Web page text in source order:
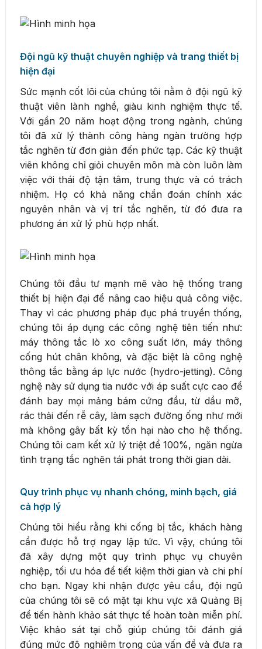
Đội ngũ kỹ thuật chuyên nghiệp và trang thiết bị
hiện đại
Sức mạnh cốt lõi của chúng tôi nằm ở đội ngũ kỹ
thuật viên lành nghề, giàu kinh nghiệm thực tế.
Với gần 20 năm hoạt động trong ngành, chúng
tôi đã xử lý thành công hàng ngàn trường hợp
tắc nghẽn từ đơn giản đến phức tạp. Các kỹ thuật
viên không chỉ giỏi chuyên môn mà còn luôn làm
việc với thái độ tận tâm, trung thực và có trách
nhiệm. Họ có khả năng chẩn đoán chính xác
nguyên nhân và vị trí tắc nghẽn, từ đó đưa ra
phương án xử lý phù hợp nhất.
Chúng tôi đầu tư mạnh mẽ vào hệ thống trang
thiết bị hiện đại để nâng cao hiệu quả công việc.
Thay vì các phương pháp đục phá truyền thống,
chúng tôi áp dụng các công nghệ tiên tiến như:
máy thông tắc lò xo công suất lớn, máy thông
cống hút chân không, và đặc biệt là công nghệ
thông tắc bằng áp lực nước (hydro-jetting). Công
nghệ này sử dụng tia nước với áp suất cực cao để
đánh bay mọi mảng bám cứng đầu, từ dầu mỡ,
rác thải đến rễ cây, làm sạch đường ống như mới
mà không gây bất kỳ tổn hại nào cho hệ thống.
Chúng tôi cam kết xử lý triệt để 100%, ngăn ngừa
tình trạng tắc nghẽn tái phát trong thời gian dài.
Quy trình phục vụ nhanh chóng, minh bạch, giá
cả hợp lý
Chúng tôi hiểu rằng khi cống bị tắc, khách hàng
cần được hỗ trợ ngay lập tức. Vì vậy, chúng tôi
đã xây dựng một quy trình phục vụ chuyên
nghiệp, tối ưu hóa để tiết kiệm thời gian và chi phí
cho bạn. Ngay khi nhận được yêu cầu, đội ngũ
của chúng tôi sẽ có mặt tại khu vực xã Quảng Bị
để tiến hành khảo sát thực tế hoàn toàn miễn phí.
Việc khảo sát tại chỗ giúp chúng tôi đánh giá
đúng mức độ nghiêm trọng của vấn đề và đưa ra